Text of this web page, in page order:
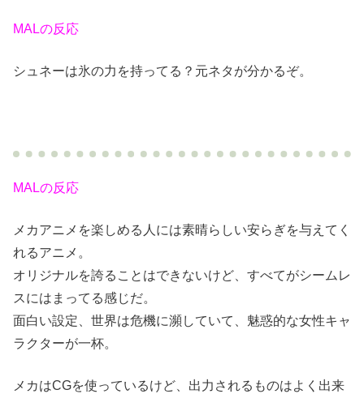
MALの反応
シュネーは氷の力を持ってる？元ネタが分かるぞ。
MALの反応
メカアニメを楽しめる人には素晴らしい安らぎを与えてく
れるアニメ。
オリジナルを誇ることはできないけど、すべてがシームレ
スにはまってる感じだ。
面白い設定、世界は危機に瀕していて、魅惑的な女性キャ
ラクターが一杯。
メカはCGを使っているけど、出力されるものはよく出来